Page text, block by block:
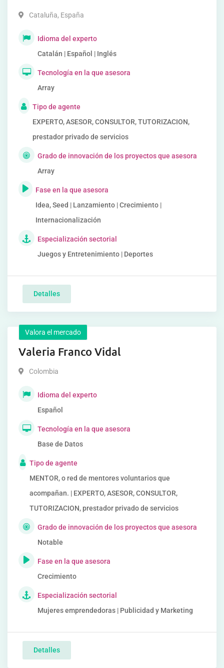
Cataluña, España
Idioma del experto
Catalán | Español | Inglés
Tecnología en la que asesora
Array
Tipo de agente
EXPERTO, ASESOR, CONSULTOR, TUTORIZACION,
prestador privado de servicios
Grado de innovación de los proyectos que asesora
Array
Fase en la que asesora
Idea, Seed | Lanzamiento | Crecimiento |
Internacionalización
Especialización sectorial
Juegos y Entretenimiento | Deportes
Detalles
Valora el mercado
Valeria Franco Vidal
Colombia
Idioma del experto
Español
Tecnología en la que asesora
Base de Datos
Tipo de agente
MENTOR, o red de mentores voluntarios que
acompañan. | EXPERTO, ASESOR, CONSULTOR,
TUTORIZACION, prestador privado de servicios
Grado de innovación de los proyectos que asesora
Notable
Fase en la que asesora
Crecimiento
Especialización sectorial
Mujeres emprendedoras | Publicidad y Marketing
Detalles